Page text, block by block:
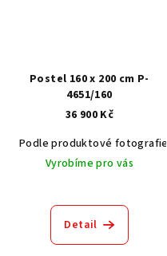
Postel 160 x 200 cm P-
4651/160
36 900 Kč
Podle produktové fotografie
Vyrobíme pro vás
Detail